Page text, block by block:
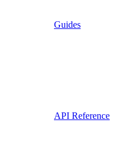
Guides
API Reference